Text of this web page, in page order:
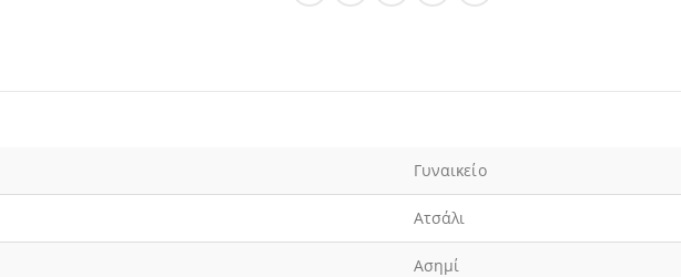
Γυναικείο
Ατσάλι
Ασημί